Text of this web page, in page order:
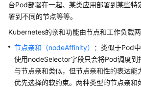
服
务
告
产
品
台Pod部署在一起、某类应用部署到某些特
署到不同的节点等等。
Kubernetes的亲和功能由节点和工作负载两
节点亲和（nodeAffinity）
：类似于Pod
使用nodeSelector字段只会将Pod调度到
与节点亲和类似，但节点亲和性的表达能
优先选择的软约束。两种类型的节点亲和